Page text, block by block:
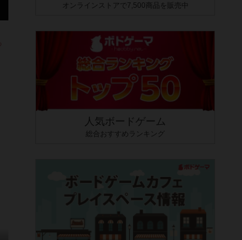
オンラインストアで7,500商品を販売中
人気ボードゲーム
総合おすすめランキング